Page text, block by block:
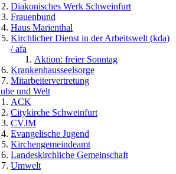
Diakonisches Werk Schweinfurt
Frauenbund
Haus Marienthal
Kirchlicher Dienst in der Arbeitswelt (kda)
/ afa
Aktion: freier Sonntag
Krankenhausseelsorge
Mitarbeitervertretung
und Welt
ACK
Citykirche Schweinfurt
CVJM
Evangelische Jugend
Kirchengemeindeamt
Landeskirchliche Gemeinschaft
Umwelt